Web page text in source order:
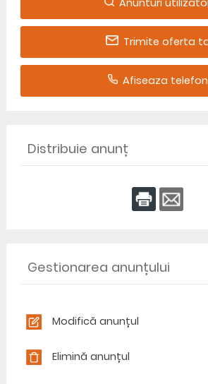
Anunturi
Trimite oferta
Afiseaza telefon
Distribuie anunț
Gestionarea anunțului
Modifică anunțul
Elimină anunțul